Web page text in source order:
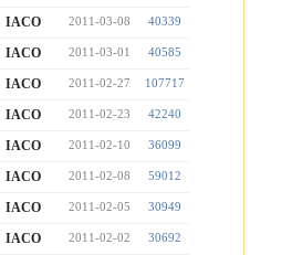
IACO 2011-03-08 40339
IACO 2011-03-01 40585
IACO 2011-02-27 107717
IACO 2011-02-23 42240
IACO 2011-02-10 36099
IACO 2011-02-08 59012
IACO 2011-02-05 30949
IACO 2011-02-02 30692